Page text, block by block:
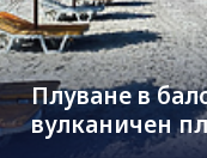
Плуване в
вулканичен